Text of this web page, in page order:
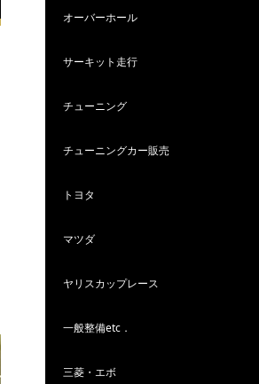
オーバーホール
サーキット走行
チューニング
チューニングカー販売
トヨタ
マツダ
ヤリスカップレース
一般整備etc．
三菱・エボ